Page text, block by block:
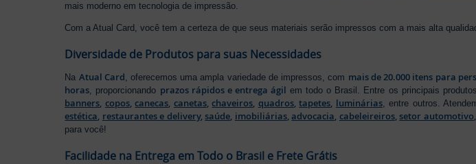
mais moderno em tecnologia de impressão.
Com a Atual Card, você tem a certeza de que seus materiais serão impressos com a mais alta
Diversidade de Produtos para suas Necessidades
Na Atual Card , oferecemos uma ampla variedade de impressos, com mais de 20.000 itens para
horas , proporcionando prazos rápidos e entrega ágil em todo o Brasil. Entre os principais
banners, copos,canecas, canetas,chaveiros, quadros,tapetes, luminárias, entre outros.
estética, restaurantes e delivery, saúde, imobiliárias,advocacia, cabeleireiros, setor automotivo
para você!
Facilidade na Entrega em Todo o Brasil e Frete Grátis